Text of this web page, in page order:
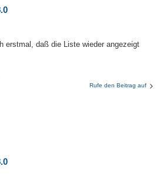
erstmal, daß die Liste wieder angezeigt
Rufe den Beitrag auf